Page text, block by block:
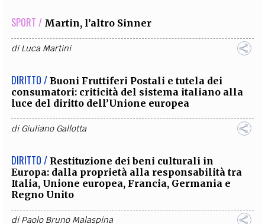
SPORT / Martin, l’altro Sinner
diLuca Martini
DIRITTO / Buoni Fruttiferi Postali e tutela dei
consumatori: criticità del sistema italiano alla
luce del diritto dell’Unione europea
diGiuliano Gallotta
DIRITTO / Restituzione dei beni culturali in
Europa: dalla proprietà alla responsabilità tra
Italia, Unione europea, Francia, Germania e
Regno Unito
diPaolo Bruno Malaspina